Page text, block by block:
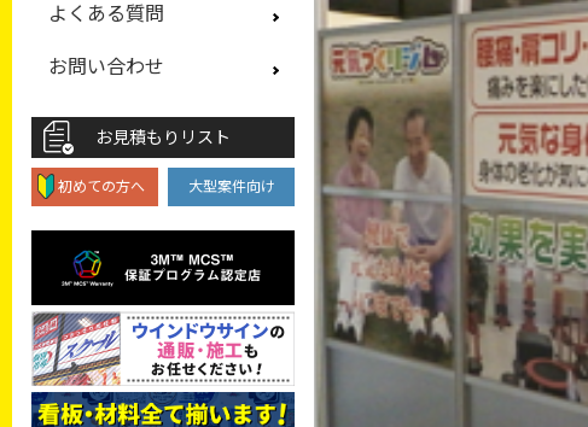
よくある質問
お問い合わせ
お見積もりリスト
初めての方へ 大型案件向け